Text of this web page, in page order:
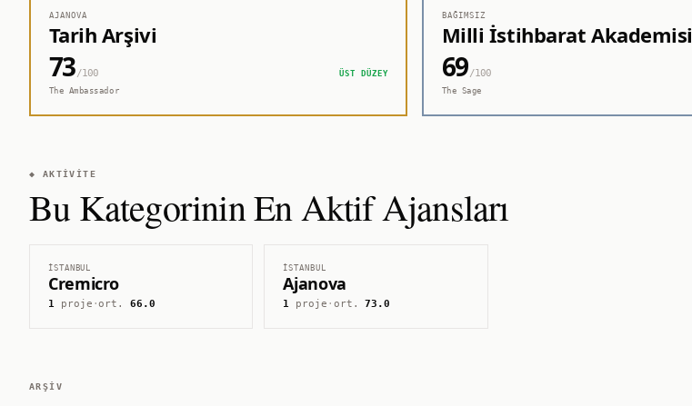
AJANOVA
Tarih Arşivi
73/100
ÜST DÜZEY
The Ambassador
BAĞIMSIZ
Milli İstihbarat Akademisi
69/100
The Sage
◆ AKTIVITE
Bu Kategorinin En Aktif Ajansları
İSTANBUL
Cremicro
1proje ·ort.66.0
İSTANBUL
Ajanova
1 proje · ort.73.0
ARŞIV